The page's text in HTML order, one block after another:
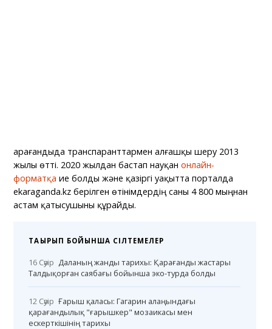
Қарағандыда транспаранттармен алғашқы шеру 2013
жылы өтті. 2020 жылдан бастап науқанонлайн-
форматқа ие болды және қазіргі уақытта порталда
ekaraganda.kz берілген өтінімдердің саны 4 800 мыңнан
астам қатысушыны құрайды.
ТАҚЫРЫП БОЙЫНША СІЛТЕМЕЛЕР
16 Сәуір Даланың жанды тарихы: Қарағанды жастары
Талдықорған саябағы бойынша эко-турда болды
12 Сәуір Ғарыш қаласы: Гагарин алаңындағы
қарағандылық "ғарышкер" мозаикасы мен
ескерткішінің тарихы